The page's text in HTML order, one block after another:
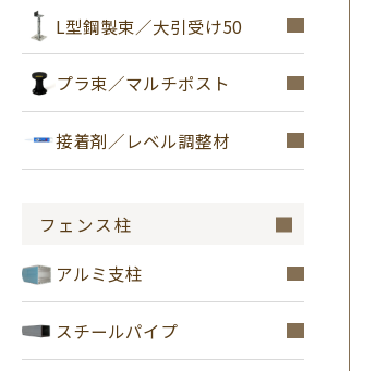
L型鋼製束／大引受け50
プラ束／マルチポスト
接着剤／レベル調整材
フェンス柱
アルミ支柱
スチールパイプ